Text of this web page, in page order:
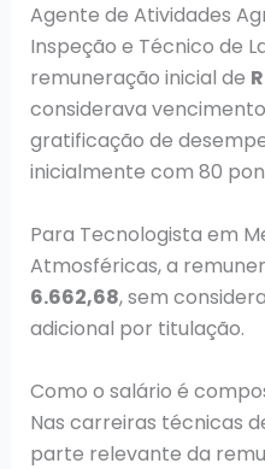
Agente de Atividades
Inspeção e Técnico de
remuneração inicial de
considerava vencimento
gratificação de
inicialmente com 80
Para Tecnologista em
Atmosféricas, a
6.662,68, sem
adicional por titulação.
Como o salário é
Nas carreiras técnicas
parte relevante da